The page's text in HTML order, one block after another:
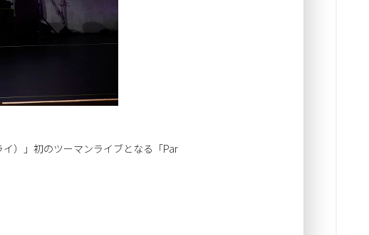
）」初のツーマンライブとなる「Par